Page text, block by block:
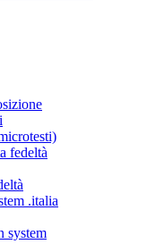
fedeltà
.italia
system